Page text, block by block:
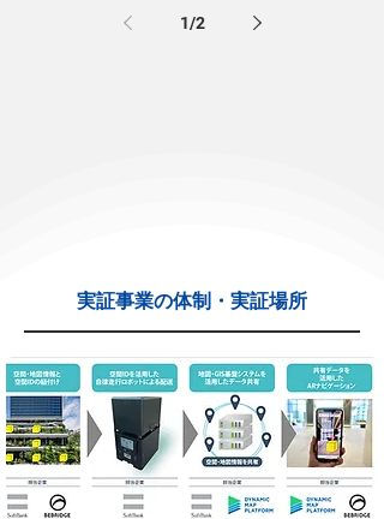
1/2
実証事業の体制・実証場所